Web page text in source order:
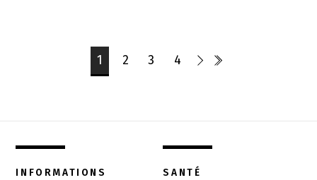
1 2 3 4
INFORMATIONS SANTÉ